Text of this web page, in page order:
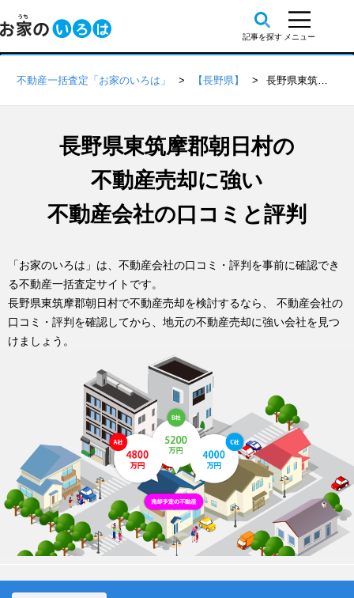
不動産一括査定「お家のいろは」 【長野県】 長野県東筑摩郡朝日村の不動産会社 口コミ・評判一覧
長野県東筑摩郡朝日村の
不動産売却に強い
不動産会社の口コミと評判
「お家のいろは」は、不動産会社の口コミ・評判を事前に確認でき
る不動産一括査定サイトです。
長野県東筑摩郡朝日村で不動産売却を検討するなら、 不動産会社の
口コミ・評判を確認してから、地元の不動産売却に強い会社を見つ
けましょう。